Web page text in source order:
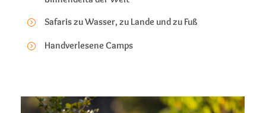
Safaris zu Wasser, zu Lande und zu Fuß
Handverlesene Camps